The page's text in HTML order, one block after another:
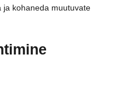
ja kohaneda muutuvate